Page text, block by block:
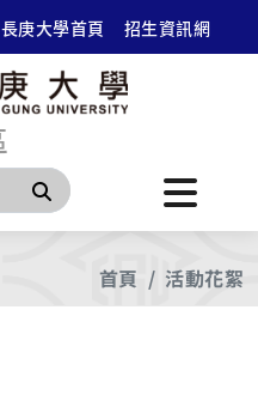
長庚大學首頁 招生資訊網
搜尋
首頁 活動花絮